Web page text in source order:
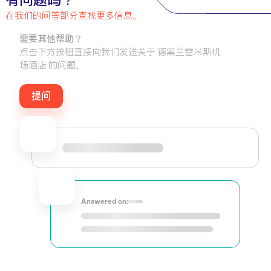
在我们的问答部分查找更多信息。
需要其他帮助？
点击下方按钮直接向我们发送关于 德黑兰雷米斯机
场酒店 的问题。
提问
Answered on: